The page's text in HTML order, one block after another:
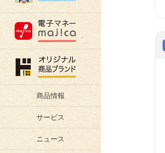
商品情報
サービス
ニュース